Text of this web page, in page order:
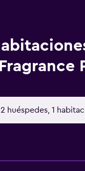
Fragrance
2 huéspedes, 1